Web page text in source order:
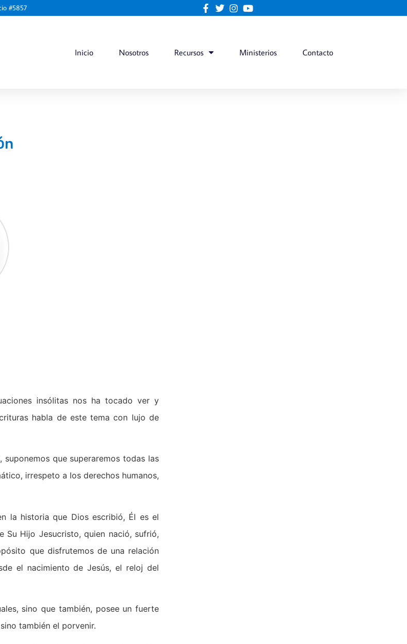
#5857
Inicio Nosotros Recursos Ministerios Contacto
insólitas nos ha tocado ver y
habla de este tema con lujo de
que superaremos todas las
irrespeto a los derechos humanos,
la historia que Dios escribió, Él es el
Hijo Jesucristo, quien nació, sufrió,
que disfrutemos de una relación
el nacimiento de Jesús, el reloj del
sino que también, posee un fuerte
también el porvenir.